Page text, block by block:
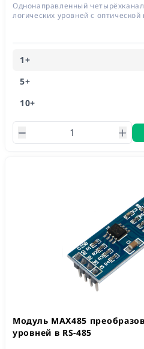
Однонаправленный
логических уровней с оптической
1+
5+
10+
Модуль MAX485
уровней в RS-485